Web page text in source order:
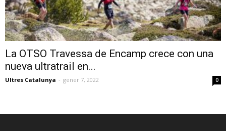
La OTSO Travessa de Encamp crece con una
nueva ultratrail en...
Ultres Catalunya - gener 7, 2022 0